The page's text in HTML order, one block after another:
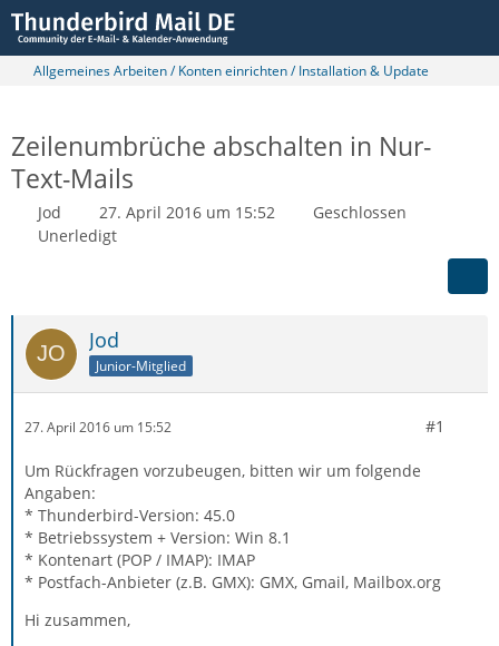
Allgemeines Arbeiten / Konten einrichten / Installation & Update
Zeilenumbrüche abschalten in Nur-
Text-Mails
Jod 27. April 2016 um 15:52
Geschlossen
Unerledigt
Jod
Junior-Mitglied
27. April 2016 um 15:52 #1
Um Rückfragen vorzubeugen, bitten wir um folgende
Angaben:
* Thunderbird-Version: 45.0
* Betriebssystem + Version: Win 8.1
* Kontenart (POP / IMAP): IMAP
* Postfach-Anbieter (z.B. GMX): GMX, Gmail, Mailbox.org
Hi zusammen,